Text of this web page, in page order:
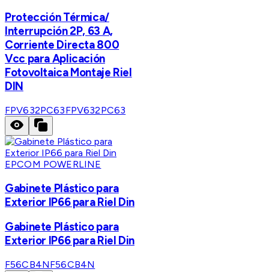
Protección Térmica/
Interrupción 2P, 63 A,
Corriente Directa 800
Vcc para Aplicación
Fotovoltaica Montaje Riel
DIN
FPV632PC63FPV632PC63
EPCOM POWERLINE
Gabinete Plástico para
Exterior IP66 para Riel Din
Gabinete Plástico para
Exterior IP66 para Riel Din
F56CB4NF56CB4N